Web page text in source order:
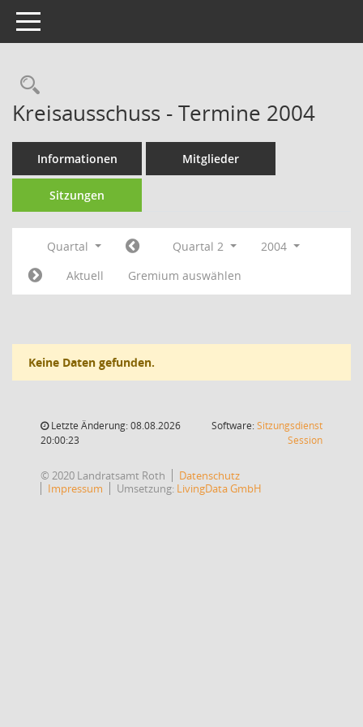
Toggle navigation
Rechercheauswahl
Kreisausschuss - Termine 2004
Informationen Mitglieder
Sitzungen
Quartal Quartal 2
2004
Aktuell
Gremium auswählen
Keine Daten gefunden.
Letzte Änderung: 08.08.2026
20:00:23
Software:Sitzungsdienst
Session(Wird in
© 2020 Landratsamt Roth
Datenschutz
Impressum
Umsetzung: LivingData GmbH